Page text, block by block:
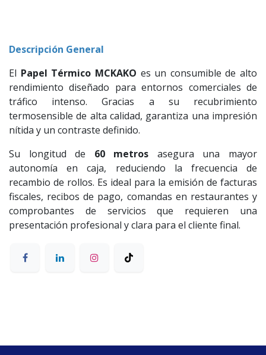
Descripción General
El Papel Térmico MCKAKO es un consumible de alto
rendimiento diseñado para entornos comerciales de
tráfico intenso. Gracias a su recubrimiento
termosensible de alta calidad, garantiza una impresión
nítida y un contraste definido.
Su longitud de 60 metros asegura una mayor
autonomía en caja, reduciendo la frecuencia de
recambio de rollos. Es ideal para la emisión de facturas
fiscales, recibos de pago, comandas en restaurantes y
comprobantes de servicios que requieren una
presentación profesional y clara para el cliente final.